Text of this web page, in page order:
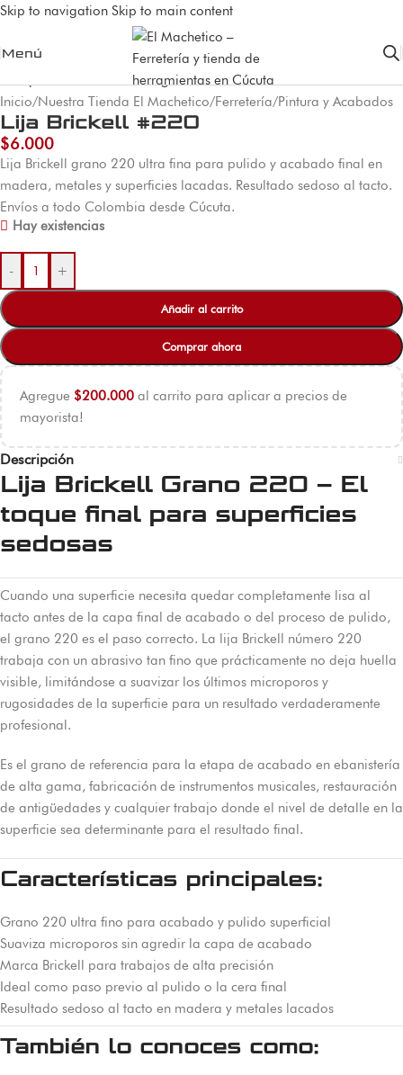
Skip to navigation Skip to main content
Menú
Inicio/Nuestra Tienda El Machetico/Ferretería/Pintura y Acabados
Lija Brickell #220
$6.000
Lija Brickell grano 220 ultra fina para pulido y acabado final en
madera, metales y superficies lacadas. Resultado sedoso al tacto.
Envíos a todo Colombia desde Cúcuta.
Hay existencias
- +
Añadir al carrito
Comprar ahora
Agregue $200.000 al carrito para aplicar a precios de
mayorista!
Descripción
Lija Brickell Grano 220 – El
toque final para superficies
sedosas
Cuando una superficie necesita quedar completamente lisa al
tacto antes de la capa final de acabado o del proceso de pulido,
el grano 220 es el paso correcto. La lija Brickell número 220
trabaja con un abrasivo tan fino que prácticamente no deja huella
visible, limitándose a suavizar los últimos microporos y
rugosidades de la superficie para un resultado verdaderamente
profesional.
Es el grano de referencia para la etapa de acabado en ebanistería
de alta gama, fabricación de instrumentos musicales, restauración
de antigüedades y cualquier trabajo donde el nivel de detalle en la
superficie sea determinante para el resultado final.
Características principales:
Grano 220 ultra fino para acabado y pulido superficial
Suaviza microporos sin agredir la capa de acabado
Marca Brickell para trabajos de alta precisión
Ideal como paso previo al pulido o la cera final
Resultado sedoso al tacto en madera y metales lacados
También lo conoces como: